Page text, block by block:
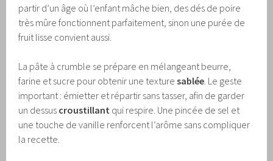
partir d’un âge où l’enfant mâche bien, des dés de poire
très mûre fonctionnent parfaitement, sinon une purée de
fruit lisse convient aussi.
La pâte à crumble se prépare en mélangeant beurre,
farine et sucre pour obtenir une texturesablée . Le geste
important : émietter et répartir sans tasser, afin de garder
un dessus croustillant qui respire. Une pincée de sel et
une touche de vanille renforcent l’arôme sans compliquer
la recette.